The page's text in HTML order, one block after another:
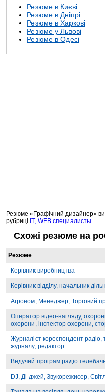
Резюме в Києві
Резюме в Дніпрі
Резюме в Харкові
Резюме у Львові
Резюме в Одесі
Резюме «Графічний дизайнер»
рубриці IT, WEB специалисты
Схожі резюме на
Резюме
Керівник виробництва
Керівник відділу, начальник
Агроном, Менеджер, Торговий
Оператор відео-нагляду,
охорони, інспектор охорони,
Журналіст кореспондент радіо,
журналу, редактор
Ведучий програм радіо
DJ, Ді-джей, Звукорежисер,